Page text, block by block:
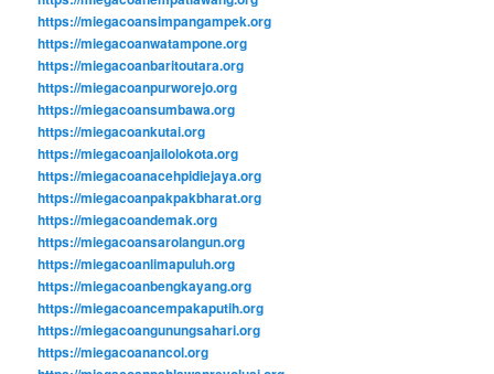
https://miegacoansimpangampek.org
https://miegacoanwatampone.org
https://miegacoanbaritoutara.org
https://miegacoanpurworejo.org
https://miegacoansumbawa.org
https://miegacoankutai.org
https://miegacoanjailolokota.org
https://miegacoanacehpidiejaya.org
https://miegacoanpakpakbharat.org
https://miegacoandemak.org
https://miegacoansarolangun.org
https://miegacoanlimapuluh.org
https://miegacoanbengkayang.org
https://miegacoancempakaputih.org
https://miegacoangunungsahari.org
https://miegacoanancol.org